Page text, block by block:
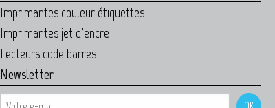
Imprimantes couleur étiquettes
Imprimantes jet d'encre
Lecteurs code barres
Newsletter